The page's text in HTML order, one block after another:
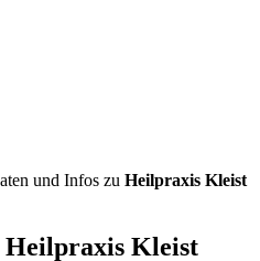
und Infos zu Heilpraxis Kleist
Kleist